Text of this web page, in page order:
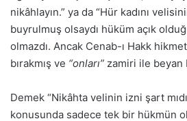
nikâhlayın.” ya da “Hür kadını
buyrulmuş olsaydı hüküm açık
olmazdı. Ancak Cenab-ı Hakk
bırakmış ve “onları” zamiri ile beyan
Demek “Nikâhta velinin izni şart
konusunda sadece tek bir hükmün